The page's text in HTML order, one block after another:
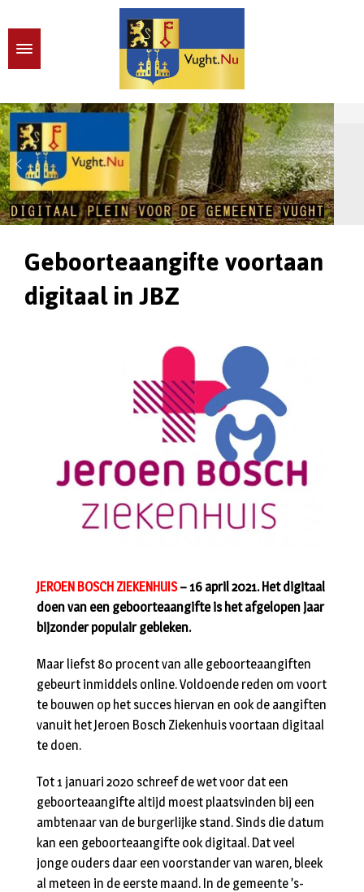
Geboorteaangifte voortaan
digitaal in JBZ
JEROEN BOSCH ZIEKENHUIS– 16 april 2021. Het digitaal
doen van een geboorteaangifte is het afgelopen jaar
bijzonder populair gebleken.
Maar liefst 80 procent van alle geboorteaangiften
gebeurt inmiddels online. Voldoende reden om voort
te bouwen op het succes hiervan en ook de aangiften
vanuit het Jeroen Bosch Ziekenhuis voortaan digitaal
te doen.
Tot 1 januari 2020 schreef de wet voor dat een
geboorteaangifte altijd moest plaatsvinden bij een
ambtenaar van de burgerlijke stand. Sinds die datum
kan een geboorteaangifte ook digitaal. Dat veel
jonge ouders daar een voorstander van waren, bleek
al meteen in de eerste maand. In de gemeente ’s-